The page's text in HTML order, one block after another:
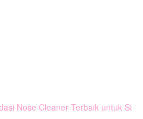
Nose Cleaner Terbaik untuk Si